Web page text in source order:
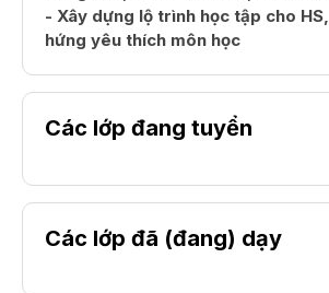
- Xây dựng lộ trình học tập cho
hứng yêu thích môn học
Các lớp đang tuyển
Các lớp đã (đang) dạy